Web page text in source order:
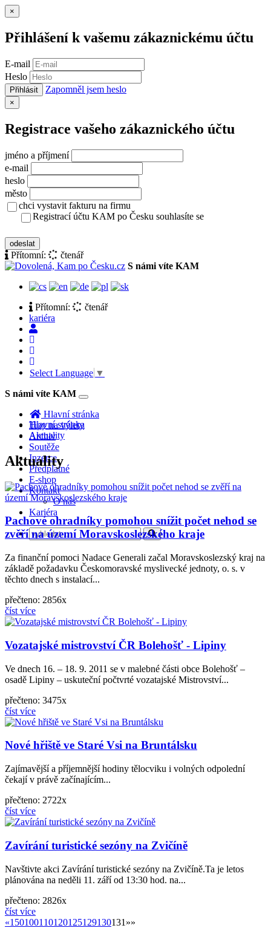
×
Přihlášení k vašemu zákaznickému účtu
E-mail
Heslo
Přihlásit Zapomněl jsem heslo
×
Registrace vašeho zákaznického účtu
jméno a příjmení
e-mail
heslo
město
chci vystavit fakturu na firmu
Registrací účtu KAM po Česku souhlasíte se
odeslat
Přítomní:
čtenář
S námi víte KAM
Přítomní:
čtenář
kariéra
Select Language ▼
S námi víte KAM
Toggle
navigation
Hlavní stránka
Tipy na výlety
Archiv
Soutěže
Inzerce
Předplatné
E-shop
Kontakt
O nás
Kariéra
Hlavní stránka
Aktuality
Aktuality
Pachové ohradníky pomohou snížit počet nehod se
zvěří na území Moravskoslezského kraje
Za finanční pomoci Nadace Generali začal Moravskoslezský kraj na
základě požadavku Českomoravské myslivecké jednoty, o. s. v
těchto dnech s instalací...
přečteno: 2856x
číst více
Vozatajské mistrovství ČR Bolehošť - Lipiny
Ve dnech 16. – 18. 9. 2011 se v malebné části obce Bolehošť –
osadě Lipiny – uskuteční počtvrté vozatajské Mistrovství...
přečteno: 3475x
číst více
Nové hřiště ve Staré Vsi na Bruntálsku
Zajímavější a příjemnější hodiny tělocviku i volných odpolední
čekají v právě začínajícím...
přečteno: 2722x
číst více
Zavírání turistické sezóny na Zvičíně
Navštivte akci Zavírání turistické sezóny na Zvičíně.Ta je letos
plánována na neděli 11. září od 13:30 hod. na...
přečteno: 2826x
číst více
««1 50100110120125129130131 »»